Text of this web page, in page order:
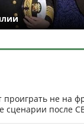
не на
сценарии после